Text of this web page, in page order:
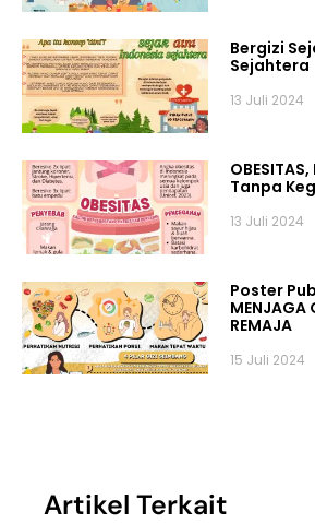
Bergizi
Sejahtera
13 Juli 2024
Tanpa
13 Juli 2024
Poster
MENJAGA
REMAJA
15 Juli 2024
Artikel Terkait